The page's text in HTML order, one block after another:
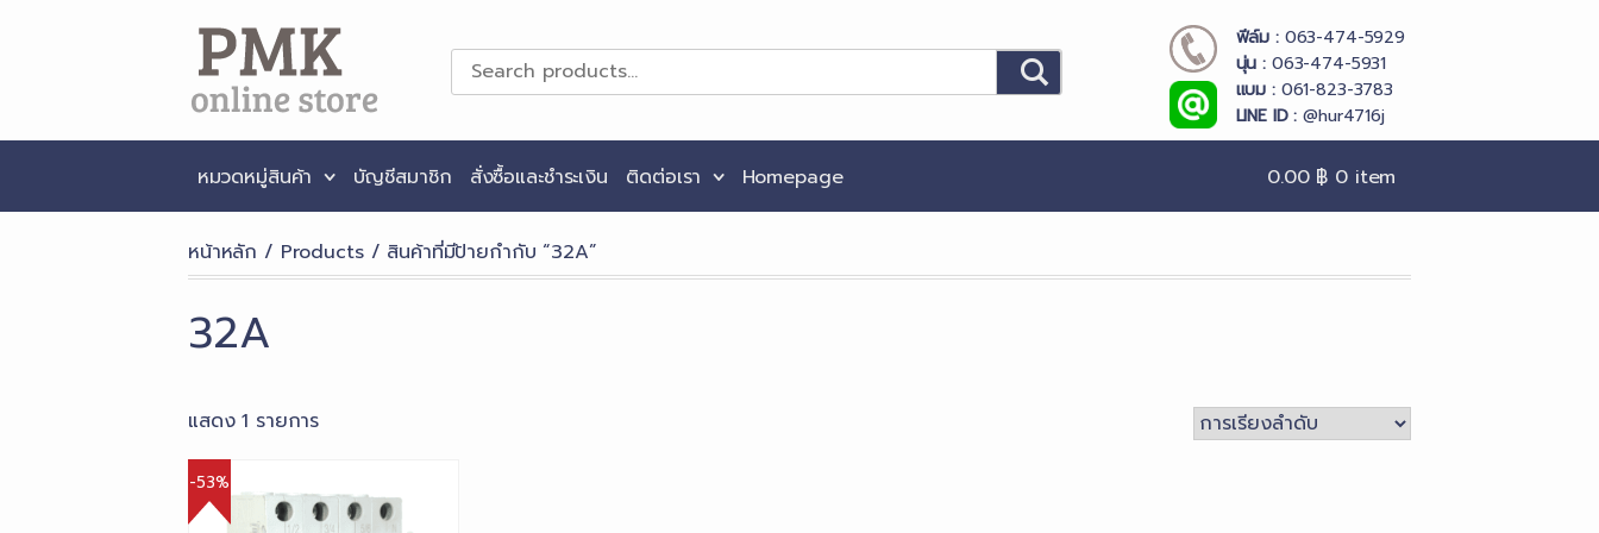
PMK Online Store
ฟีล์ม :063-474-5929
นุ่น :063-474-5931
แบม : 061-823-3783
LINE ID : @hur4716j
หมวดหมู่สินค้า บัญชีสมาชิก สั่งซื้อและชำระเงิน ติดต่อเรา Homepage 0.00 ฿ 0 item
หน้าหลัก / Products/ สินค้าที่มีป้ายกำกับ “32A”
32A
แสดง 1 รายการ
-53%